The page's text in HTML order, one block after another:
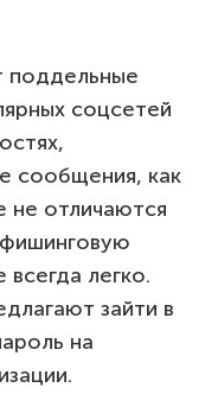
поддельные
соцсетей
сообщения, как
не отличаются
легко.
зайти в
на